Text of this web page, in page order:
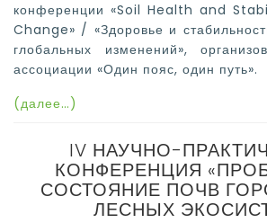
конференции «Soil Health and
Change» / «Здоровье и
глобальных изменений»,
ассоциации «Один пояс, один путь».
(далее…)
IV НАУЧНО-
КОНФЕРЕНЦИЯ
СОСТОЯНИЕ ПОЧВ
ЛЕСНЫХ